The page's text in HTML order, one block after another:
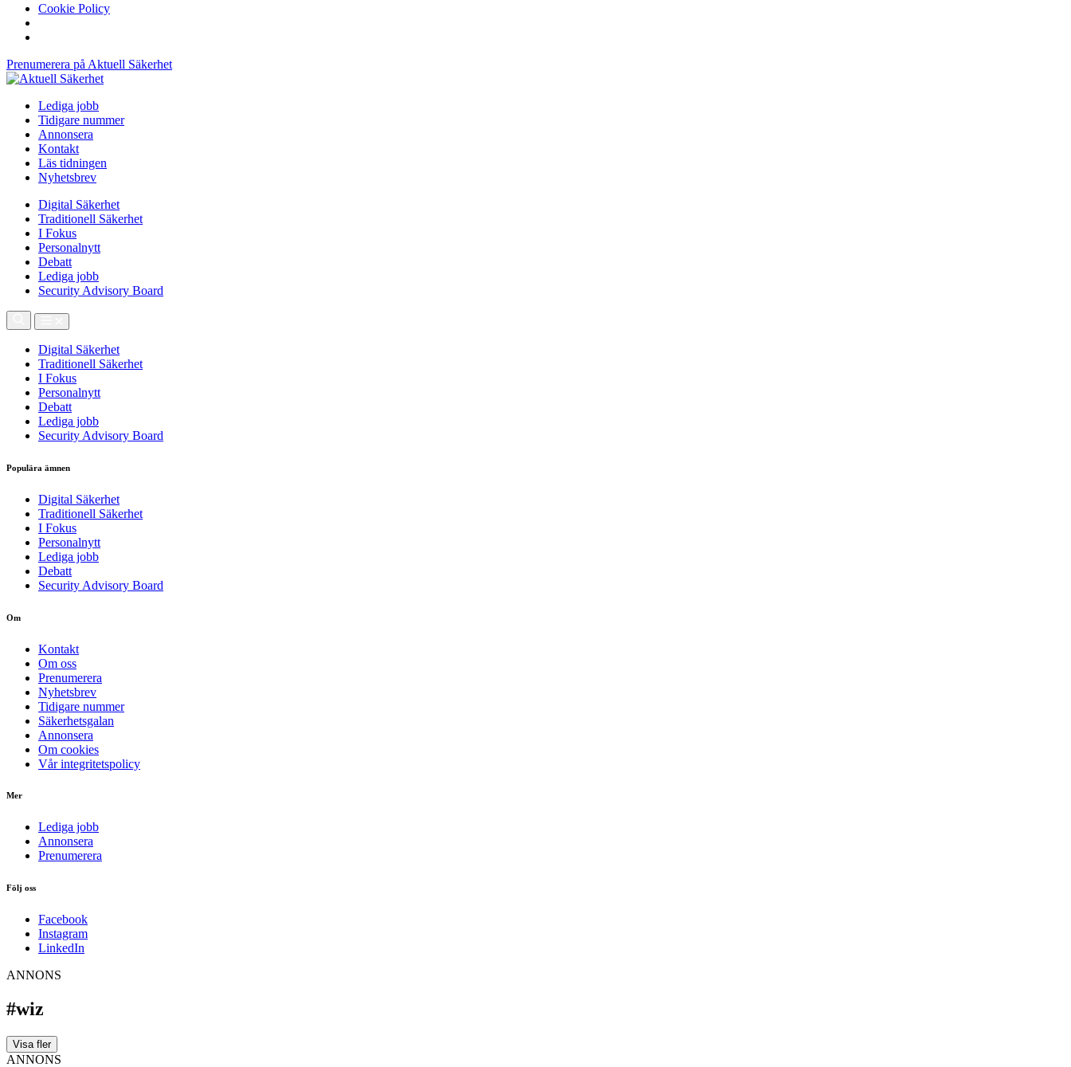
Cookie Policy
Prenumerera på Aktuell Säkerhet
Lediga jobb
Tidigare nummer
Annonsera
Kontakt
Läs tidningen
Nyhetsbrev
Digital Säkerhet
Traditionell Säkerhet
I Fokus
Personalnytt
Debatt
Lediga jobb
Security Advisory Board
Digital Säkerhet
Traditionell Säkerhet
I Fokus
Personalnytt
Debatt
Lediga jobb
Security Advisory Board
Populära ämnen
Digital Säkerhet
Traditionell Säkerhet
I Fokus
Personalnytt
Lediga jobb
Debatt
Security Advisory Board
Om
Kontakt
Om oss
Prenumerera
Nyhetsbrev
Tidigare nummer
Säkerhetsgalan
Annonsera
Om cookies
Vår integritetspolicy
Mer
Lediga jobb
Annonsera
Prenumerera
Följ oss
Facebook
Instagram
LinkedIn
ANNONS
#wiz
Visa fler
ANNONS